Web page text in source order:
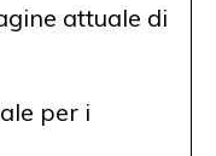
attuale di
per i